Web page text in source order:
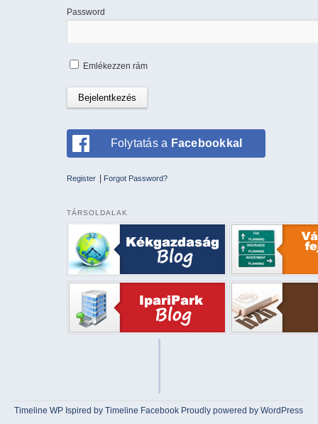
Password
Emlékezzen rám
Folytatás a Facebookkal
Register Forgot Password?
TÁRSOLDALAK
Timeline WP Ispired byTimeline Facebook Proudly powered by WordPress